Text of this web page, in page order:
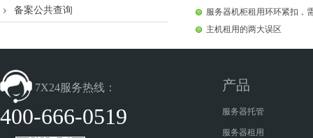
备案公共查询
服务器机柜租用环环紧扣，
主机租用的两大误区
7X24服务热线：
400-666-0519
产品
服务器托管
服务器租用